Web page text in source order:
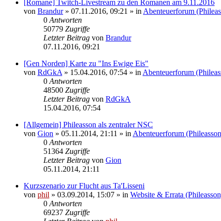
[Romane] Twitch-Livestream zu den Romanen am 9.11.2016
von Brandur» 07.11.2016, 09:21 » in Abenteuerforum
0 Antworten
50779 Zugriffe
Letzter Beitrag von Brandur
07.11.2016, 09:21
[Gen Norden] Karte zu "Ins Ewige Eis"
von RdGkA » 15.04.2016, 07:54 » in Abenteuerforum
0 Antworten
48500 Zugriffe
Letzter Beitrag von RdGkA
15.04.2016, 07:54
[Allgemein] Phileasson als zentraler NSC
von Gion » 05.11.2014, 21:11 » in Abenteuerforum
0 Antworten
51364 Zugriffe
Letzter Beitrag von Gion
05.11.2014, 21:11
Kurzszenario zur Flucht aus Ta'Lisseni
von phil » 03.09.2014, 15:07 » in Website & Errata
0 Antworten
69237 Zugriffe